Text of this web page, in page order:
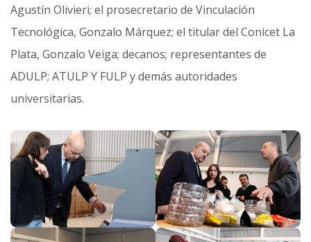
Agustín Olivieri; el prosecretario de Vinculación
Tecnológica, Gonzalo Márquez; el titular del Conicet La
Plata, Gonzalo Veiga; decanos; representantes de
ADULP; ATULP Y FULP y demás autoridades
universitarias.